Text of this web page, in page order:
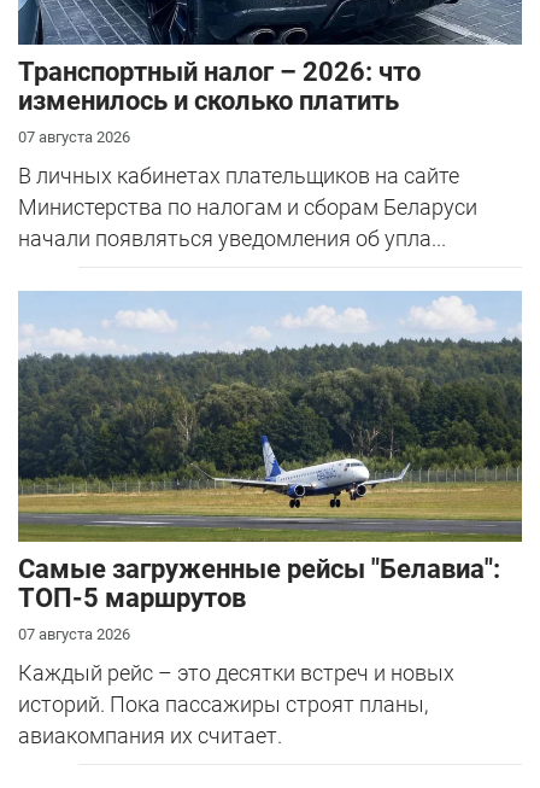
Транспортный налог – 2026: что
изменилось и сколько платить
07 августа 2026
В личных кабинетах плательщиков на сайте
Министерства по налогам и сборам Беларуси
начали появляться уведомления об упла...
Самые загруженные рейсы "Белавиа":
ТОП-5 маршрутов
07 августа 2026
Каждый рейс – это десятки встреч и новых
историй. Пока пассажиры строят планы,
авиакомпания их считает.